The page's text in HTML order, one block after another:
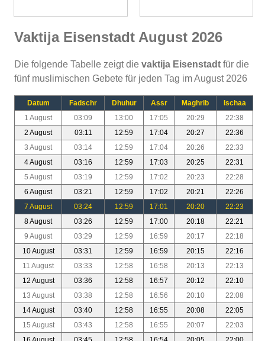
Vaktija Eisenstadt August 2026
Die folgende Tabelle zeigt die vaktija Eisenstadt für die
fünf muslimischen Gebete für jeden Tag im August 2026
Datum Fadschr Dhuhur Assr Maghrib
Ischaa
1 August
03:09 13:00 17:05 20:29
22:38
2 August
03:11 12:59 17:04 20:27
22:36
3 August
03:14 12:59 17:04 20:26
22:33
4 August
03:16 12:59 17:03 20:25
22:31
5 August
03:19 12:59 17:02 20:23
22:28
6 August
03:21 12:59 17:02 20:21
22:26
7 August
03:24 12:59 17:01 20:20
22:23
8 August
03:26 12:59 17:00 20:18
22:21
9 August
03:29 12:59 16:59 20:17
22:18
10 August
03:31 12:59 16:59 20:15
22:16
11 August
03:33 12:58 16:58 20:13
22:13
12 August
03:36 12:58 16:57 20:12
22:10
13 August
03:38 12:58 16:56 20:10
22:08
14 August
03:40 12:58 16:55 20:08
22:05
15 August
03:43 12:58 16:55 20:07
22:03